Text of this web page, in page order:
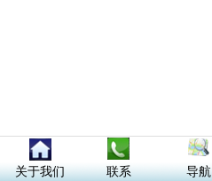
关于我们 联系 导航